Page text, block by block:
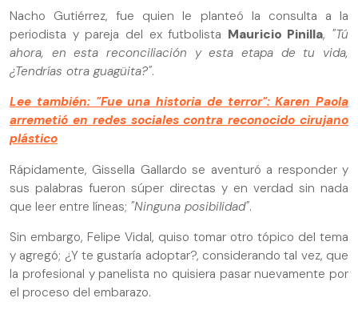
Nacho Gutiérrez, fue quien le planteó la consulta a la
periodista y pareja del ex futbolista Mauricio Pinilla, "Tú
ahora, en esta reconciliación y esta etapa de tu vida,
¿Tendrías otra guagüita?".
Lee también: "Fue una historia de terror": Karen Paola
arremetió en redes sociales contra reconocido cirujano
plástico
Rápidamente, Gissella Gallardo se aventuró a responder y
sus palabras fueron súper directas y en verdad sin nada
que leer entre líneas; "Ninguna posibilidad".
Sin embargo, Felipe Vidal, quiso tomar otro tópico del tema
y agregó; ¿Y te gustaría adoptar?, considerando tal vez, que
la profesional y panelista no quisiera pasar nuevamente por
el proceso del embarazo.